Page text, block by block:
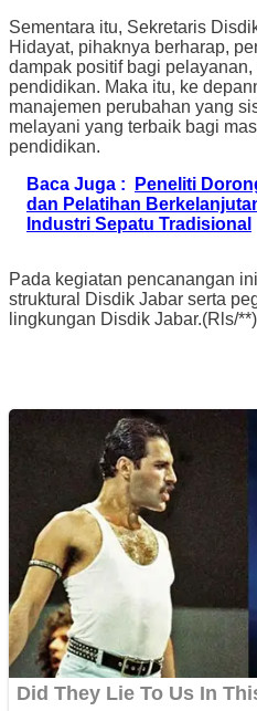
Sementara itu, Sekretaris
Hidayat, pihaknya berharap,
dampak positif bagi
pendidikan. Maka itu, ke
manajemen perubahan yang
melayani yang terbaik bagi
pendidikan.
Baca Juga :
Peneliti
dan Pelatihan
Industri Sepatu Tradisional
Pada kegiatan pencanangan
struktural Disdik Jabar serta
lingkungan Disdik Jabar.(Rls/**)